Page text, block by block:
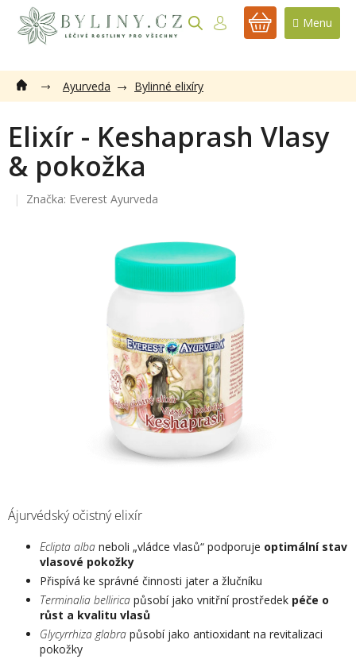
obsah
NÁKUPNÍ
Ayurveda Bylinné elixíry
Elixír - Keshaprash Vlasy
& pokožka
Značka: Everest Ayurveda
Ájurvédský očistný elixír
Eclipta alba neboli „vládce vlasů“ podporuje optimální stav
vlasové pokožky
Přispívá ke správné činnosti jater a žlučníku
Terminalia bellirica působí jako vnitřní prostředek péče o
růst a kvalitu vlasů
Glycyrrhiza glabra působí jako antioxidant na revitalizaci
pokožky